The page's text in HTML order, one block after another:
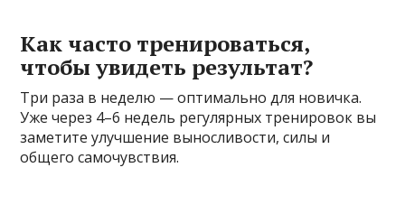
Как часто тренироваться,
чтобы увидеть результат?
Три раза в неделю — оптимально для новичка.
Уже через 4–6 недель регулярных тренировок вы
заметите улучшение выносливости, силы и
общего самочувствия.